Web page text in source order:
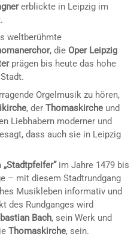
erblickte in Leipzig im
weltberühmte
, die Oper Leipzig
prägen bis heute das hohe
Orgelmusik zu hören,
, der Thomaskircheund
Liebhabern moderner und
dass auch sie in Leipzig
„Stadtpfeifer“im Jahre 1479 bis
– mit diesem Stadtrundgang
Musikleben informativ und
des Rundganges wird
Bach, sein Werk und
Thomaskirche, sein.